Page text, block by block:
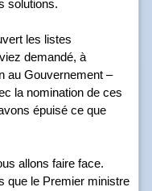
solutions.
les listes
demandé, à
au Gouvernement –
la nomination de ces
épuisé ce que
allons faire face.
que le Premier ministre